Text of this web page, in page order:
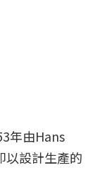
年由Hans
設計生產的